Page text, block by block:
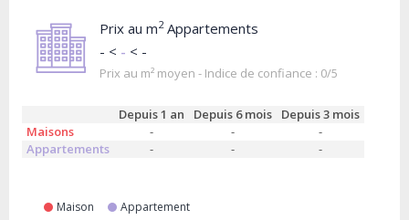
Prix au m2Appartements
- < - < -
Prix au m² moyen - Indice de confiance : 0/5
Depuis 1 an Depuis 6 mois
Depuis 3 mois
Maisons
- -
-
Appartements
- - -
Maison Appartement